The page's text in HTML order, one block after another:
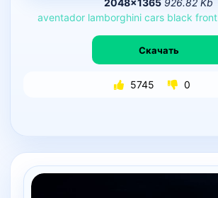
2048×1365 926.82 Kb
aventador lamborghini cars black front
Скачать
5745 0